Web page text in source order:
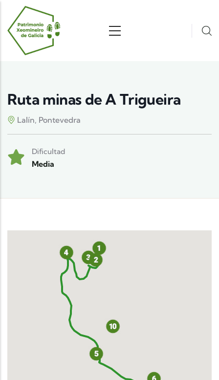
Pasar al contenido principal
Ruta minas de A Trigueira
Lalín, Pontevedra
Dificultad
Media